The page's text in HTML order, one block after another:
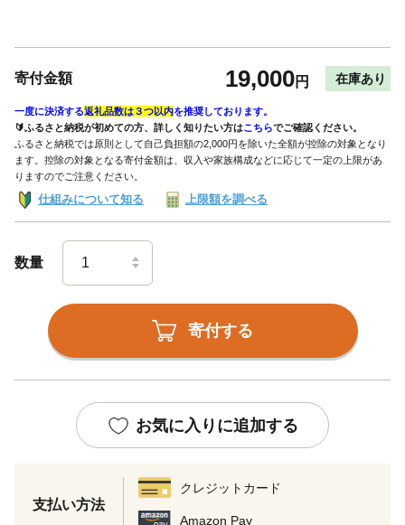
寄付金額 19,000円 在庫あり
一度に決済する返礼品数は３つ以内を推奨しております。
🔰ふるさと納税が初めての方、詳しく知りたい方はこちらでご確認ください。
ふるさと納税では原則として自己負担額の2,000円を除いた全額が控除の対象となり
ます。控除の対象となる寄付金額は、収入や家族構成などに応じて一定の上限があ
りますのでご注意ください。
仕組みについて知る 上限額を調べる
数量
寄付する
お気に入りに追加する
支払い方法
クレジットカード
Amazon Pay